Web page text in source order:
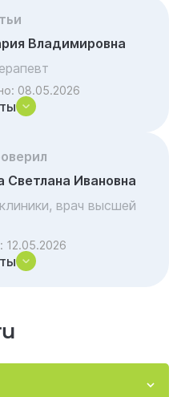
капельницы
Владимировна
08.05.2026
Светлана Ивановна
врач высшей
12.05.2026